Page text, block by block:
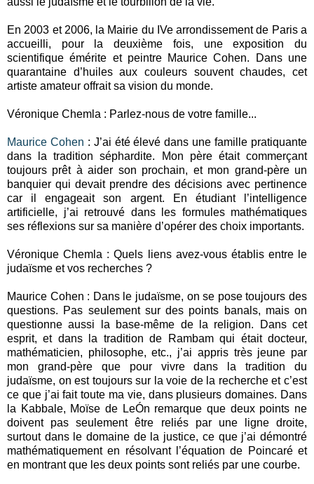
En 2003 et 2006, la Mairie du IVe arrondissement de Paris a
accueilli, pour la deuxième fois, une exposition du
scientifique émérite et peintre Maurice Cohen. Dans une
quarantaine d’huiles aux couleurs souvent chaudes, cet
artiste amateur offrait sa vision du monde.
Véronique Chemla : Parlez-nous de votre famille...
Maurice Cohen : J’ai été élevé dans une famille pratiquante
dans la tradition séphardite. Mon père était commerçant
toujours prêt à aider son prochain, et mon grand-père un
banquier qui devait prendre des décisions avec pertinence
car il engageait son argent. En étudiant l’intelligence
artificielle, j’ai retrouvé dans les formules mathématiques
ses réflexions sur sa manière d’opérer des choix importants.
Véronique Chemla : Quels liens avez-vous établis entre le
judaïsme et vos recherches ?
Maurice Cohen : Dans le judaïsme, on se pose toujours des
questions. Pas seulement sur des points banals, mais on
questionne aussi la base-même de la religion. Dans cet
esprit, et dans la tradition de Rambam qui était docteur,
mathématicien, philosophe, etc., j’ai appris très jeune par
mon grand-père que pour vivre dans la tradition du
judaïsme, on est toujours sur la voie de la recherche et c’est
ce que j’ai fait toute ma vie, dans plusieurs domaines. Dans
la Kabbale, Moïse de LeÓn remarque que deux points ne
doivent pas seulement être reliés par une ligne droite,
surtout dans le domaine de la justice, ce que j’ai démontré
mathématiquement en résolvant l’équation de Poincaré et
en montrant que les deux points sont reliés par une courbe.